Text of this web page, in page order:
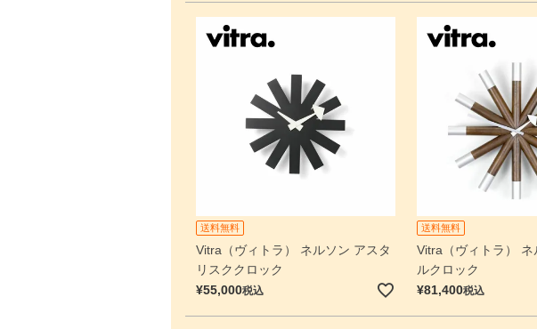
送料無料
Vitra（ヴィトラ） ネルソン アスタ
リスククロック
¥55,000税込
送料無料
Vitra（ヴィトラ） ネ
ルクロック
¥81,400税込